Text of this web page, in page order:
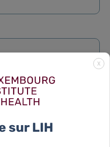
X
sur LIH